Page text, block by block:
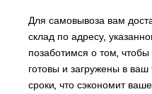
Для самовывоза вам
склад по адресу,
позаботимся о том,
готовы и загружены в
сроки, что сэкономит